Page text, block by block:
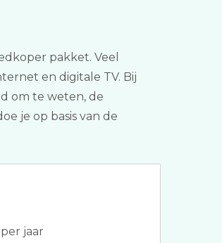
pakket. Veel
en digitale TV. Bij
om te weten, de
je op basis van de
jaar